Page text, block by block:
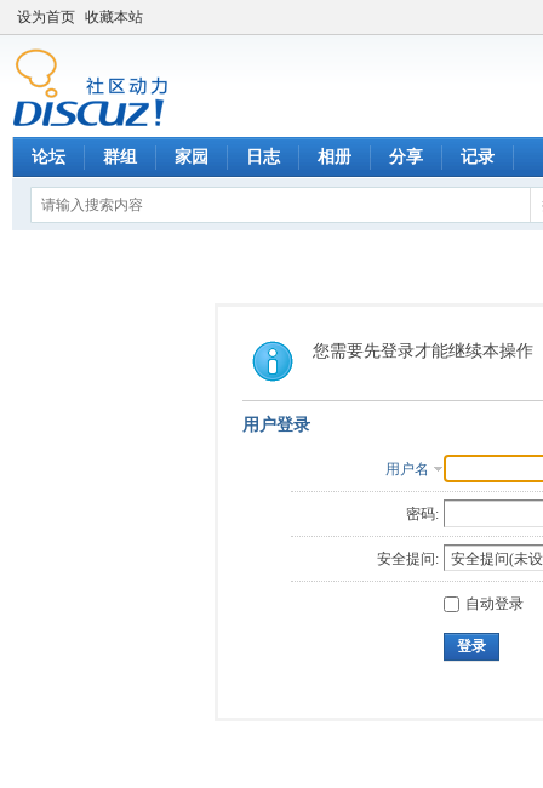
设为首页 收藏本站
论坛 群组 家园 日志 相册 分享 记录
您需要先登录才能继续本操作
用户登录
用户名
密码:
安全提问:
自动登录
登录